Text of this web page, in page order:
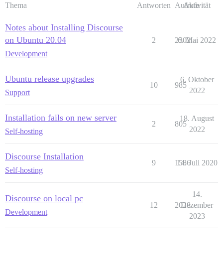
Thema Antworten Aufrufe
Aktivität
Notes about Installing Discourse
on Ubuntu 20.04
Development
2 2302
6. Mai 2022
Ubuntu release upgrades
Support
10 985
6. Oktober
2022
Installation fails on new server
Self-hosting
2 805
18. August
2022
Discourse Installation
Self-hosting
9 1586
14. Juli 2020
Discourse on local pc
Development
12 2028
14.
Dezember
2023